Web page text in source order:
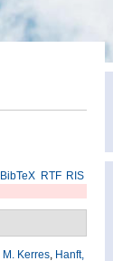
BibTeX RTF RIS
M. Kerres, Hanft,